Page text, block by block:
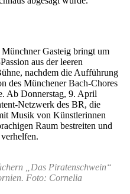
Gasteig bringt um
aus der leeren
nachdem die Aufführung
des Münchener Bach-Chores
Ab Donnerstag, 9. April
Netzwerk des BR, die
Musik von Künstlerinnen
Raum bestreiten und
„Das Piratenschwein“
Foto: Cornelia